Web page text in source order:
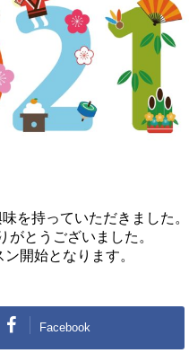
を持っていただきました。
がとうございました。
開始となります。
Facebook